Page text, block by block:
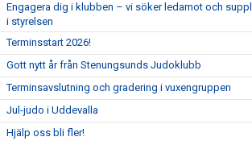
Engagera dig i klubben – vi söker ledamot och
i styrelsen
Terminsstart 2026!
Gott nytt år från Stenungsunds Judoklubb
Terminsavslutning och gradering i vuxengruppen
Jul-judo i Uddevalla
Hjälp oss bli fler!